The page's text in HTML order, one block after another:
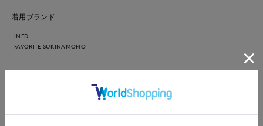
着用ブランド
INED
FAVORITE SUKINAMONO
【着用カラー/サイズ】 ジレ：カーキ9号 ニット：ホワイト9